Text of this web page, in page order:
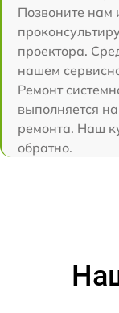
Позвоните нам
проектора.
нашем
Ремонт
выполняется
ремонта. Наш
обратно.